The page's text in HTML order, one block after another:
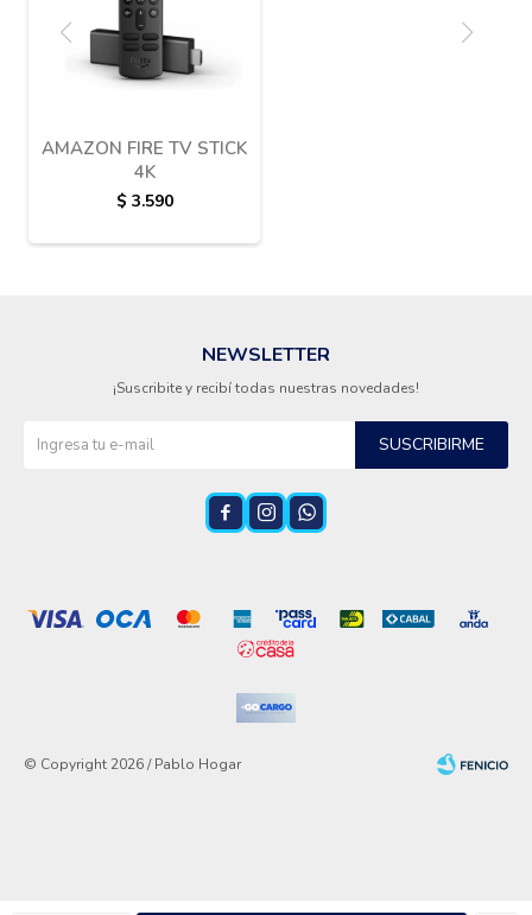
AMAZON FIRE TV STICK
4K
$ 3.590
NEWSLETTER
¡Suscribite y recibí todas nuestras novedades!
SUSCRIBIRME
  
© Copyright 2026 / Pablo Hogar